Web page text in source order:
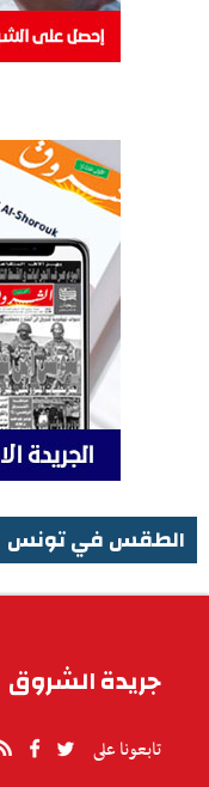
الطقس في تونس
جريدة الشروق
تابعونا على